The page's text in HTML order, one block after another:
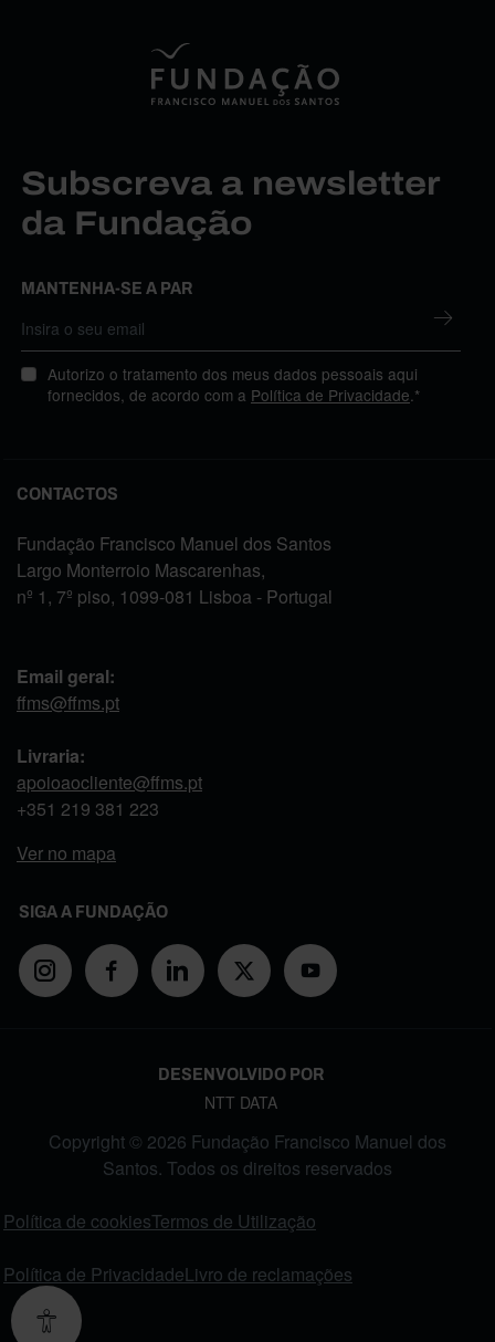
Subscreva a newsletter
da Fundação
MANTENHA-SE A PAR
Autorizo o tratamento dos meus dados pessoais aqui
fornecidos, de acordo com a Política de Privacidade.*
CONTACTOS
Fundação Francisco Manuel dos Santos
Largo Monterroio Mascarenhas,
nº 1, 7º piso, 1099-081 Lisboa - Portugal
Email geral:
ffms@ffms.pt
Livraria:
apoioaocliente@ffms.pt
+351 219 381 223
Ver no mapa
SIGA A FUNDAÇÃO
DESENVOLVIDO POR
NTT DATA
Copyright © 2026 Fundação Francisco Manuel dos
Santos. Todos os direitos reservados
Política de cookiesTermos de Utilização
Política de PrivacidadeLivro de reclamações